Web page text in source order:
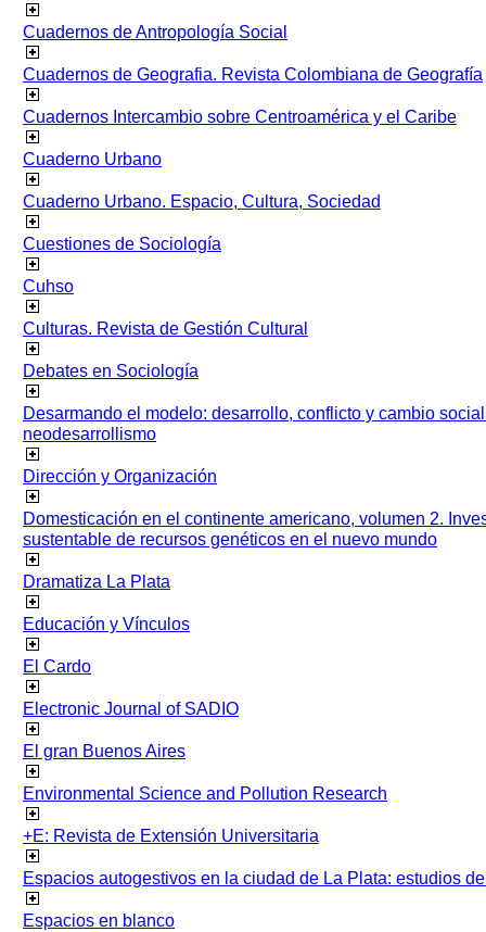
Cuadernos de Antropología Social
Cuadernos de Geografia. Revista Colombiana de Geografía
Cuadernos Intercambio sobre Centroamérica y el Caribe
Cuaderno Urbano
Cuaderno Urbano. Espacio, Cultura, Sociedad
Cuestiones de Sociología
Cuhso
Culturas. Revista de Gestión Cultural
Debates en Sociología
Desarmando el modelo: desarrollo, conflicto y cambio
neodesarrollismo
Dirección y Organización
Domesticación en el continente americano, volumen 2.
sustentable de recursos genéticos en el nuevo mundo
Dramatiza La Plata
Educación y Vínculos
El Cardo
Electronic Journal of SADIO
El gran Buenos Aires
Environmental Science and Pollution Research
+E: Revista de Extensión Universitaria
Espacios autogestivos en la ciudad de La Plata: estudios
Espacios en blanco